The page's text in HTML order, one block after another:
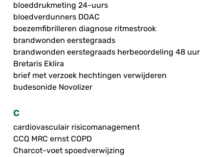
bloeddrukmeting 24-uurs
bloedverdunners DOAC
boezemfibrilleren diagnose ritmestrook
brandwonden eerstegraads
brandwonden eerstegraads herbeoordeling 48 uur
Bretaris Eklira
brief met verzoek hechtingen verwijderen
budesonide Novolizer
C
cardiovasculair risicomanagement
CCQ MRC ernst COPD
Charcot-voet spoedverwijzing